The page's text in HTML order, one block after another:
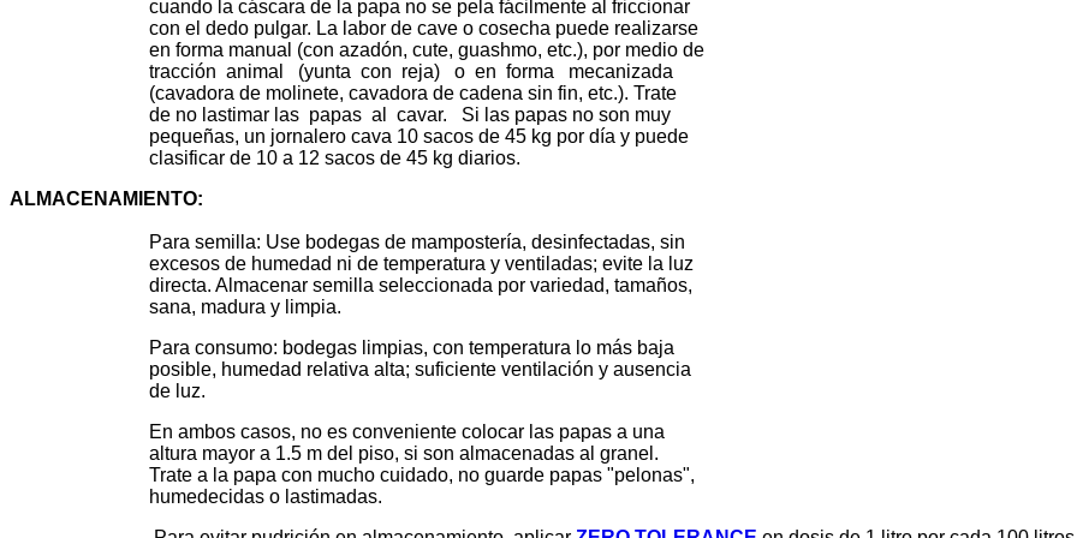
cuando la cáscara de la papa no se pela fácilmente al friccionar
con el dedo pulgar. La labor de cave o cosecha puede realizarse
en forma manual (con azadón, cute, guashmo, etc.), por medio de
tracción animal (yunta con reja) o en forma mecanizada
(cavadora de molinete, cavadora de cadena sin fin, etc.). Trate
de no lastimar las papas al cavar. Si las papas no son muy
pequeñas, un jornalero cava 10 sacos de 45 kg por día y puede
clasificar de 10 a 12 sacos de 45 kg diarios.
ALMACENAMIENTO:
Para semilla: Use bodegas de mampostería, desinfectadas, sin
excesos de humedad ni de temperatura y ventiladas; evite la luz
directa. Almacenar semilla seleccionada por variedad, tamaños,
sana, madura y limpia.
Para consumo: bodegas limpias, con temperatura lo más baja
posible, humedad relativa alta; suficiente ventilación y ausencia
de luz.
En ambos casos, no es conveniente colocar las papas a una
altura mayor a 1.5 m del piso, si son almacenadas al granel.
Trate a la papa con mucho cuidado, no guarde papas "pelonas",
humedecidas o lastimadas.